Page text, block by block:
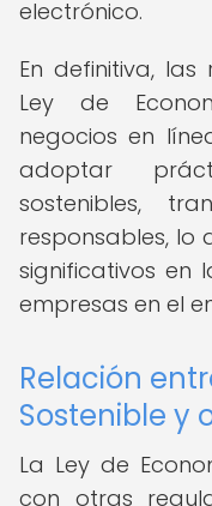
electrónico.
En definitiva,
Ley de
negocios en
adoptar
sostenibles,
responsables, lo
significativos en
empresas en el
Relación
Sostenible y
La Ley de
con otras